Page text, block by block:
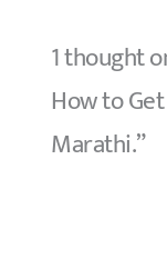
1 thought
How to
Marathi.”